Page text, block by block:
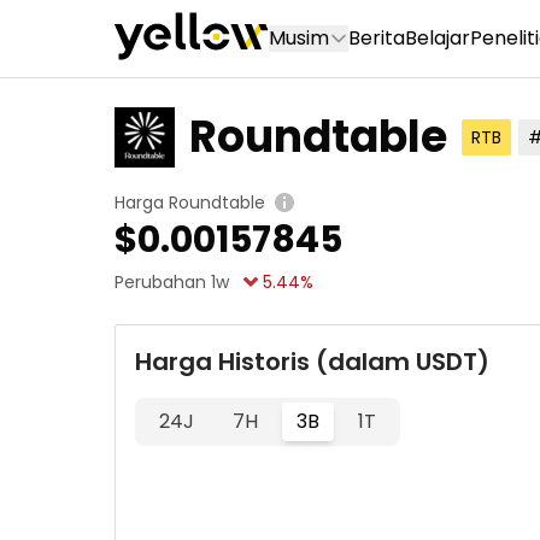
Musim BeritaBelajar
Roundtable RTB
Harga Roundtable
$0.00157845
Perubahan 1w 5.44%
Harga Historis (dalam USDT)
24J 7H 3B 1T